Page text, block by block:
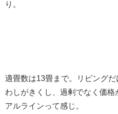
り。
適畳数は13畳まで。リビング
わしがきくし、過剰でなく価格
アルラインって感じ。